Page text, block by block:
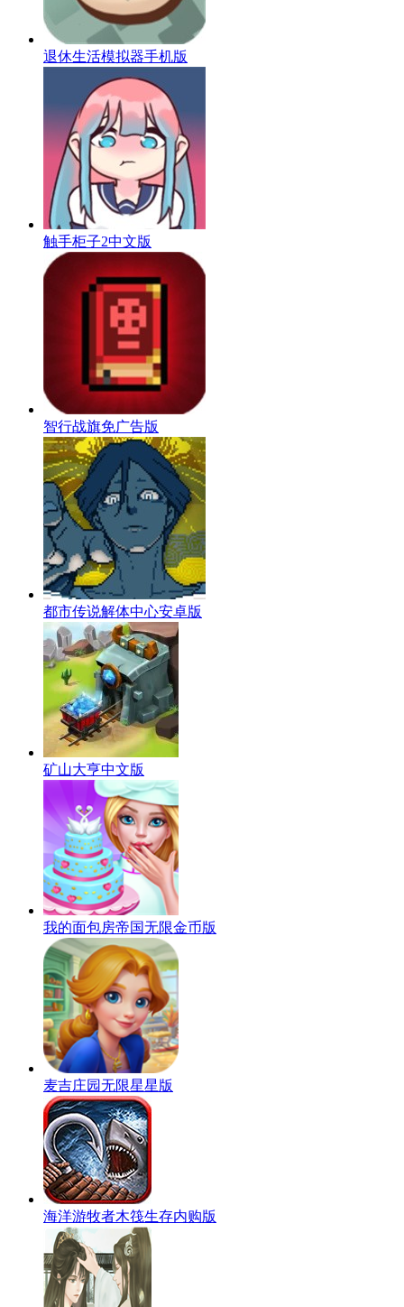
退休生活模拟器手机版
触手柜子2中文版
智行战旗免广告版
都市传说解体中心安卓版
矿山大亨中文版
我的面包房帝国无限金币版
麦吉庄园无限星星版
海洋游牧者木筏生存内购版